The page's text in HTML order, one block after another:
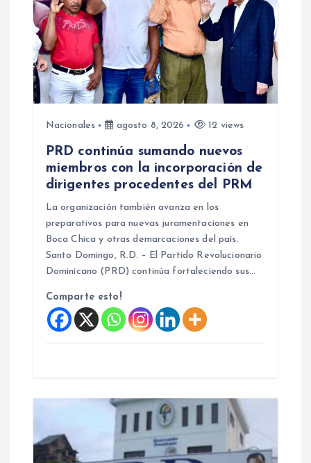
d
e
e
n
Nacionales agosto 8, 2026 12 views
PRD continúa sumando nuevos
miembros con la incorporación de
dirigentes procedentes del PRM
La organización también avanza en los
preparativos para nuevas juramentaciones en
Boca Chica y otras demarcaciones del país.
Santo Domingo, R.D. – El Partido Revolucionario
Dominicano (PRD) continúa fortaleciendo sus…
Comparte esto!